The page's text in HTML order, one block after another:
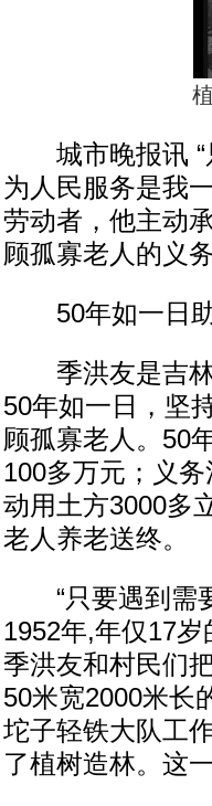
城市晚报讯 “
为人民服务是我
劳动者，他主动
顾孤寡老人的义
50年如一日助
季洪友是吉林
50年如一日，坚
顾孤寡老人。50
100多万元；义
动用土方3000多
老人养老送终。
“只要遇到需要
1952年,年仅17
季洪友和村民们
50米宽2000米长
坨子轻铁大队工
了植树造林。这